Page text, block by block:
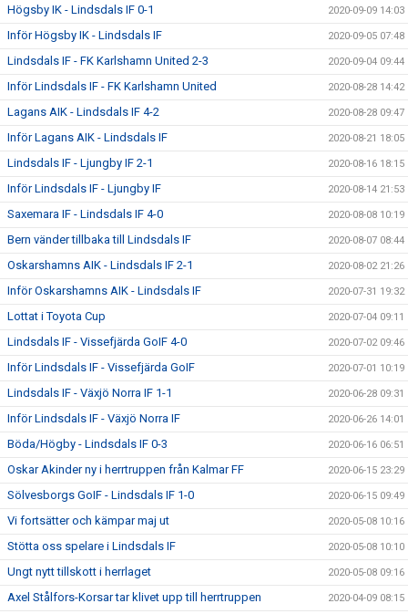
Högsby IK - Lindsdals IF 0-1 2020-09-09 14:03
Inför Högsby IK - Lindsdals IF 2020-09-05 07:48
Lindsdals IF - FK Karlshamn United 2-3 2020-09-04 09:44
Inför Lindsdals IF - FK Karlshamn United 2020-08-28 14:42
Lagans AIK - Lindsdals IF 4-2 2020-08-28 09:47
Inför Lagans AIK - Lindsdals IF 2020-08-21 18:05
Lindsdals IF - Ljungby IF 2-1 2020-08-16 18:15
Inför Lindsdals IF - Ljungby IF 2020-08-14 21:53
Saxemara IF - Lindsdals IF 4-0 2020-08-08 10:19
Bern vänder tillbaka till Lindsdals IF 2020-08-07 08:44
Oskarshamns AIK - Lindsdals IF 2-1 2020-08-02 21:26
Inför Oskarshamns AIK - Lindsdals IF 2020-07-31 19:32
Lottat i Toyota Cup 2020-07-04 09:11
Lindsdals IF - Vissefjärda GoIF 4-0 2020-07-02 09:46
Inför Lindsdals IF - Vissefjärda GoIF 2020-07-01 10:19
Lindsdals IF - Växjö Norra IF 1-1 2020-06-28 09:31
Inför Lindsdals IF - Växjö Norra IF 2020-06-26 14:01
Böda/Högby - Lindsdals IF 0-3 2020-06-16 06:51
Oskar Akinder ny i herrtruppen från Kalmar FF 2020-06-15 23:29
Sölvesborgs GoIF - Lindsdals IF 1-0 2020-06-15 09:49
Vi fortsätter och kämpar maj ut 2020-05-08 10:16
Stötta oss spelare i Lindsdals IF 2020-05-08 10:10
Ungt nytt tillskott i herrlaget 2020-05-08 09:16
Axel Stålfors-Korsar tar klivet upp till herrtruppen 2020-04-09 08:15